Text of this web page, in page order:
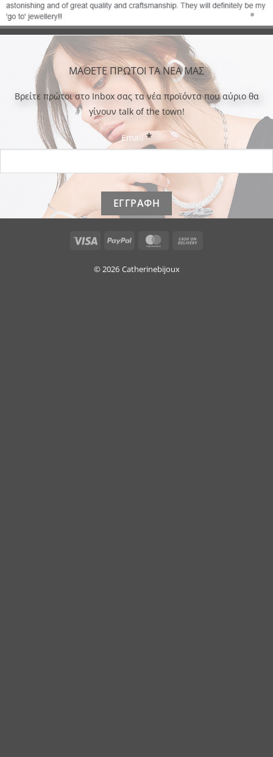
ΜΑΘΕΤΕ ΠΡΩΤΟΙ ΤΑ ΝΕΑ ΜΑΣ
Bρείτε πρώτοι στο Inbox σας τα νέα προϊόντα που αύριο θα
γίνουν talk of the town!
Email *
Visa PayPal MasterCard
© 2026 Catherinebijoux